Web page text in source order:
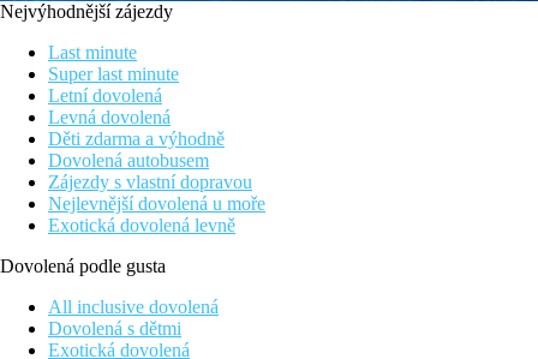
V kopci v klidné lokalitě cca 3 km od turistického a historického
centra Funchalu. V blízkosti krásné zahrady Quinta Magnolia.
Letiště Funchal 25 km od hotelu. Hotelový bus do centra
Funchalu zdarma (mimo neděle).
Vybavení
2 budovy, vstupní hala s recepcí, výtahy, restaurace, restaurace à
la carte, bar, konferenční sál. Venku bazén (možnost
klimatizace), bar u bazénu a terasa s lehátky, slunečníky a
osuškami zdarma.
Pokoje
Dvoulůžkový pokoj, Výhled do krajiny:
(vysoušeč vlasů), klimatizace, TV/sat., telefon, minibar, trezor za
poplatek, balkon nebo terasa.
Nejvýhodnější zájezdy
Last minute
Super last minute
Letní dovolená
Levná dovolená
Děti zdarma a výhodně
Dovolená autobusem
Zájezdy s vlastní dopravou
Nejlevnější dovolená u moře
Exotická dovolená levně
Dovolená podle gusta
All inclusive dovolená
Dovolená s dětmi
Exotická dovolená